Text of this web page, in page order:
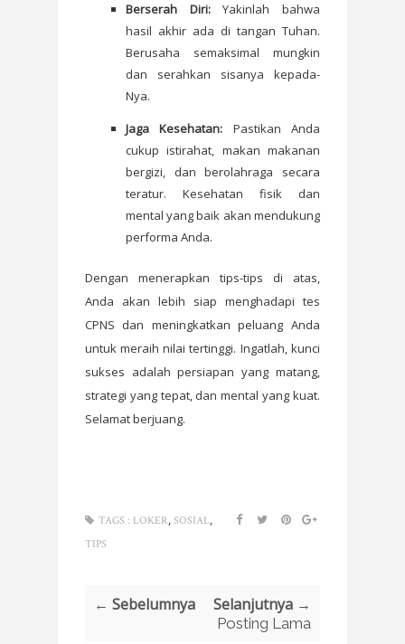
Berserah Diri:Yakinlah bahwa
hasil akhir ada di tangan Tuhan.
Berusaha semaksimal mungkin
dan serahkan sisanya kepada-
Nya.
Jaga Kesehatan: Pastikan Anda
cukup istirahat, makan makanan
bergizi, dan berolahraga secara
teratur. Kesehatan fisik dan
mental yang baik akan mendukung
performa Anda.
Dengan menerapkan tips-tips di atas,
Anda akan lebih siap menghadapi tes
CPNS dan meningkatkan peluang Anda
untuk meraih nilai tertinggi. Ingatlah, kunci
sukses adalah persiapan yang matang,
strategi yang tepat, dan mental yang kuat.
Selamat berjuang.
TAGS : LOKER, SOSIAL,
TIPS
← Sebelumnya Selanjutnya →
Posting Lama